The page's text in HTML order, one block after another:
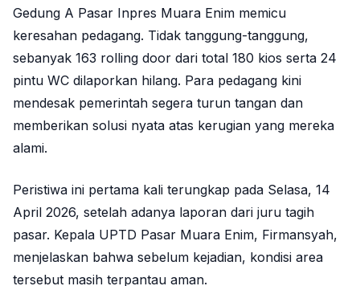
Gedung A Pasar Inpres Muara Enim memicu
keresahan pedagang. Tidak tanggung-tanggung,
sebanyak 163 rolling door dari total 180 kios serta 24
pintu WC dilaporkan hilang. Para pedagang kini
mendesak pemerintah segera turun tangan dan
memberikan solusi nyata atas kerugian yang mereka
alami.
Peristiwa ini pertama kali terungkap pada Selasa, 14
April 2026, setelah adanya laporan dari juru tagih
pasar. Kepala UPTD Pasar Muara Enim, Firmansyah,
menjelaskan bahwa sebelum kejadian, kondisi area
tersebut masih terpantau aman.